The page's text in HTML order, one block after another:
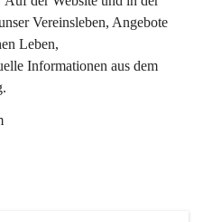
Vereinsleben, Angebote
Leben,
Informationen aus dem